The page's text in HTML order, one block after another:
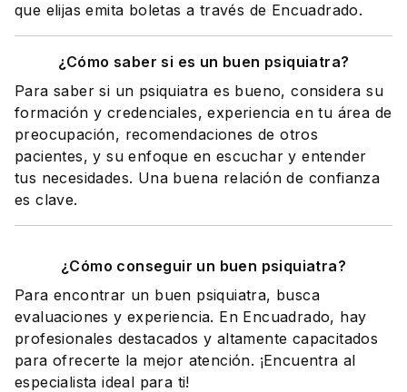
que elijas emita boletas a través de Encuadrado.
¿Cómo saber si es un buen psiquiatra?
Para saber si un psiquiatra es bueno, considera su
formación y credenciales, experiencia en tu área de
preocupación, recomendaciones de otros
pacientes, y su enfoque en escuchar y entender
tus necesidades. Una buena relación de confianza
es clave.
¿Cómo conseguir un buen psiquiatra?
Para encontrar un buen psiquiatra, busca
evaluaciones y experiencia. En Encuadrado, hay
profesionales destacados y altamente capacitados
para ofrecerte la mejor atención. ¡Encuentra al
especialista ideal para ti!